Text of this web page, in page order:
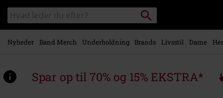
Gå til
hovedindhold
Søg
sortiment
Søg
Nyheder Band Merch Underholdning Brands Livsstil Dame
Spar op til 70% og 15% EKSTRA*